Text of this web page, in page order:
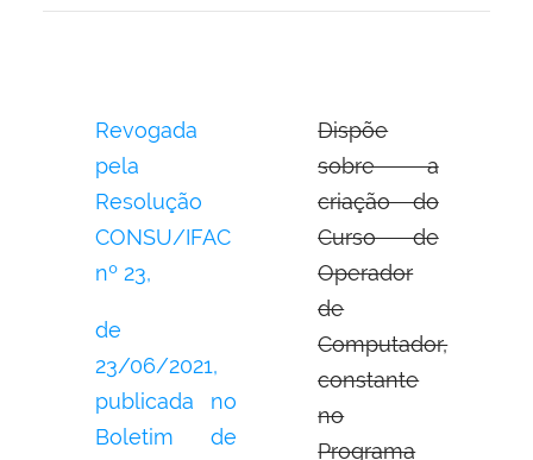
Revogada
pela
Resolução
CONSU/IFAC
nº 23,
de
23/06/2021,
publicada no
Boletim de
Dispõe
sobre a
criação do
Curso de
Operador
de
Computador,
constante
no
Programa